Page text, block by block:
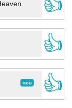
👍
neu
👍